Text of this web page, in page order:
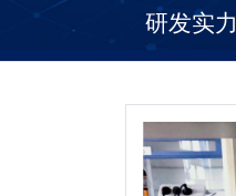
研发实力